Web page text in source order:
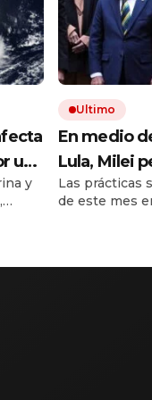
un
y
Ultimo
En medio
Lula, Milei
al país de
para
Las prácticas
de este mes